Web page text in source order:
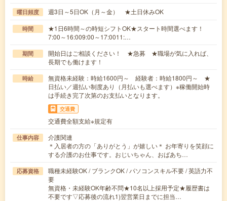
曜日頻度 週3日～5日OK（月～金） ★土日休みOK
時間
★1日6時間～の時短シフトOK★スタート時間選べます！
7:00～16:009:00～17:0011:…
期間
開始日はご相談ください！ ★急募 ★職場が気に入れば、
長期でも働けます！
時給
無資格未経験：時給1600円～ 経験者：時給1800円～ ★
日払い／週払い制度あり（月払いも選べます）※稼働開始時
は手続き完了次第のお支払いとなります。
交通費
交通費全額支給※規定有
仕事内容
介護関連
＊入居者の方の「ありがとう」が嬉しい＊ お年寄りを笑顔に
する介護のお仕事です。おじいちゃん、おばあち…
応募資格
職種未経験OK / ブランクOK / パソコンスキル不要 / 英語力不
要
無資格・未経験OK年齢不問★10名以上採用予定★履歴書は
不要です▽応募後の流れ1)翌営業日までに担当…